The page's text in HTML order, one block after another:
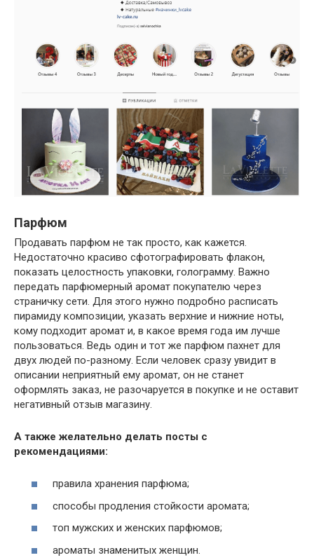
Парфюм
Продавать парфюм не так просто, как кажется.
Недостаточно красиво сфотографировать флакон,
показать целостность упаковки, голограмму. Важно
передать парфюмерный аромат покупателю через
страничку сети. Для этого нужно подробно расписать
пирамиду композиции, указать верхние и нижние ноты,
кому подходит аромат и, в какое время года им лучше
пользоваться. Ведь один и тот же парфюм пахнет для
двух людей по-разному. Если человек сразу увидит в
описании неприятный ему аромат, он не станет
оформлять заказ, не разочаруется в покупке и не оставит
негативный отзыв магазину.
А также желательно делать посты с
рекомендациями:
правила хранения парфюма;
способы продления стойкости аромата;
топ мужских и женских парфюмов;
ароматы знаменитых женщин.